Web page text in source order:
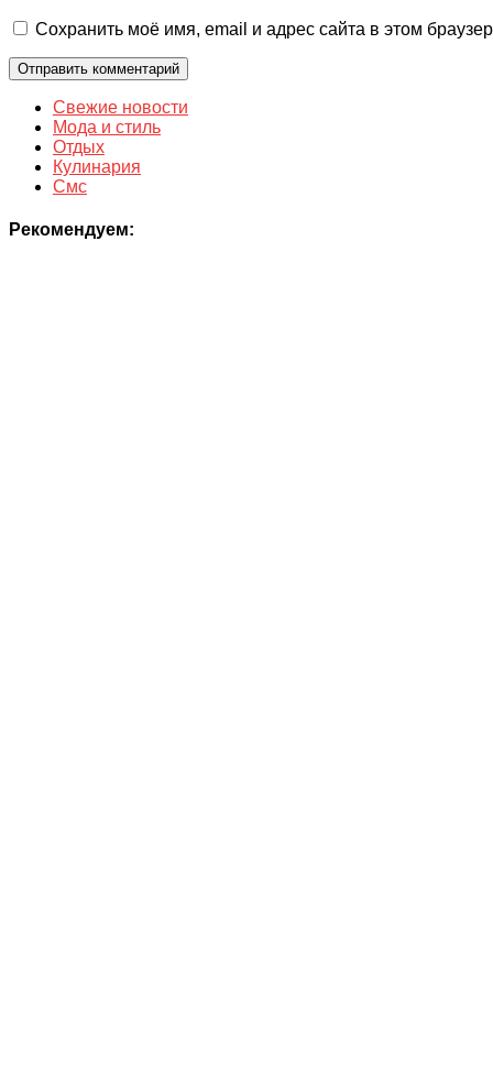
Сохранить моё имя, email и адрес сайта в этом
Свежие новости
Мода и стиль
Отдых
Кулинария
Смс
Рекомендуем: